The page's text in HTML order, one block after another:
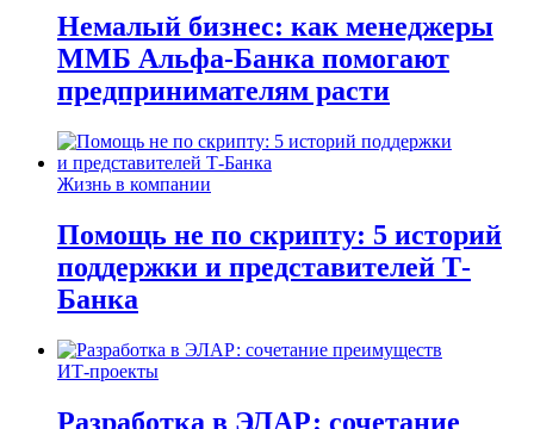
Немалый бизнес: как менеджеры
ММБ Альфа-Банка помогают
предпринимателям расти
Жизнь в компании
Помощь не по скрипту: 5 историй
поддержки и представителей Т-
Банка
ИТ-проекты
Разработка в ЭЛАР: сочетание